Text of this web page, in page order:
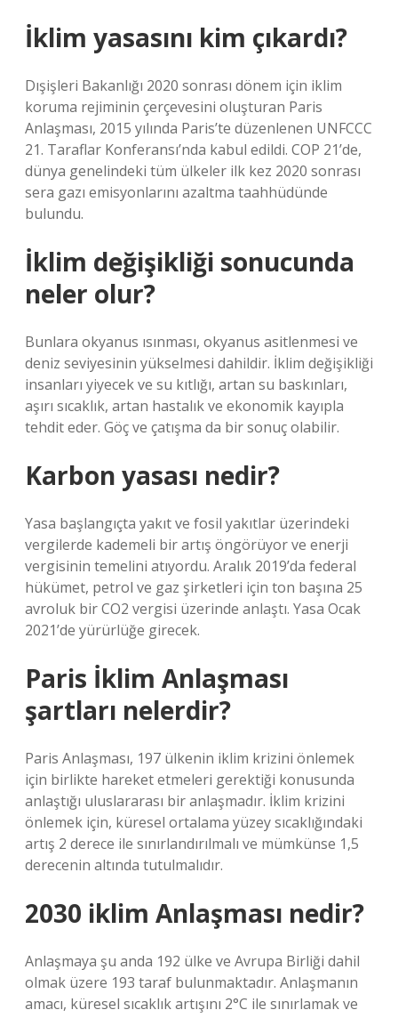
İklim yasasını kim çıkardı?
Dışişleri Bakanlığı 2020 sonrası dönem için iklim
koruma rejiminin çerçevesini oluşturan Paris
Anlaşması, 2015 yılında Paris’te düzenlenen UNFCCC
21. Taraflar Konferansı’nda kabul edildi. COP 21’de,
dünya genelindeki tüm ülkeler ilk kez 2020 sonrası
sera gazı emisyonlarını azaltma taahhüdünde
bulundu.
İklim değişikliği sonucunda
neler olur?
Bunlara okyanus ısınması, okyanus asitlenmesi ve
deniz seviyesinin yükselmesi dahildir. İklim değişikliği
insanları yiyecek ve su kıtlığı, artan su baskınları,
aşırı sıcaklık, artan hastalık ve ekonomik kayıpla
tehdit eder. Göç ve çatışma da bir sonuç olabilir.
Karbon yasası nedir?
Yasa başlangıçta yakıt ve fosil yakıtlar üzerindeki
vergilerde kademeli bir artış öngörüyor ve enerji
vergisinin temelini atıyordu. Aralık 2019’da federal
hükümet, petrol ve gaz şirketleri için ton başına 25
avroluk bir CO2 vergisi üzerinde anlaştı. Yasa Ocak
2021’de yürürlüğe girecek.
Paris İklim Anlaşması
şartları nelerdir?
Paris Anlaşması, 197 ülkenin iklim krizini önlemek
için birlikte hareket etmeleri gerektiği konusunda
anlaştığı uluslararası bir anlaşmadır. İklim krizini
önlemek için, küresel ortalama yüzey sıcaklığındaki
artış 2 derece ile sınırlandırılmalı ve mümkünse 1,5
derecenin altında tutulmalıdır.
2030 iklim Anlaşması nedir?
Anlaşmaya şu anda 192 ülke ve Avrupa Birliği dahil
olmak üzere 193 taraf bulunmaktadır. Anlaşmanın
amacı, küresel sıcaklık artışını 2°C ile sınırlamak ve